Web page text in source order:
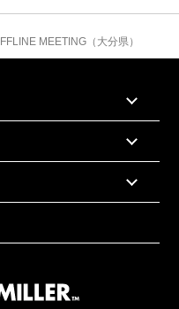
MEETING（大分県）